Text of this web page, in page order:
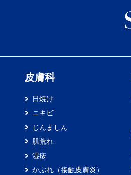
皮膚科
日焼け
ニキビ
じんましん
肌荒れ
湿疹
かぶれ（接触皮膚炎）